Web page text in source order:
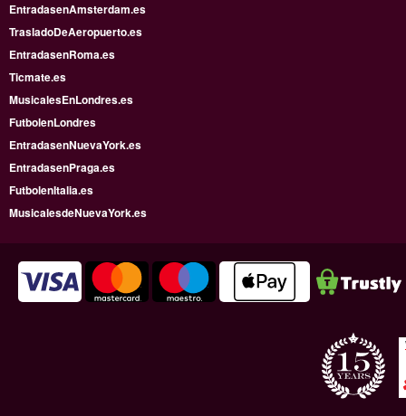
EntradasenAmsterdam.es
TrasladoDeAeropuerto.es
EntradasenRoma.es
Ticmate.es
MusicalesEnLondres.es
FutbolenLondres
EntradasenNuevaYork.es
EntradasenPraga.es
FutbolenItalia.es
MusicalesdeNuevaYork.es